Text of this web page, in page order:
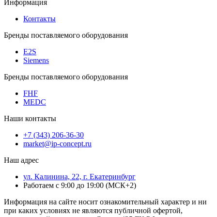
Информация
Контакты
Бренды поставляемого оборудования
E2S
Siemens
Бренды поставляемого оборудования
FHF
MEDC
Наши контакты
+7 (343) 206-36-30
market@ip-concept.ru
Наш адрес
ул. Калинина, 22, г. Екатеринбург
Работаем с 9:00 до 19:00 (МСК+2)
Информация на сайте носит ознакомительный характер и ни
при каких условиях не являются публичной офертой,